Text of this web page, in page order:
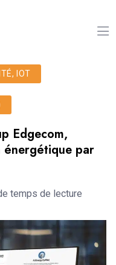
IOT
Edgecom,
énergétique par
temps de lecture